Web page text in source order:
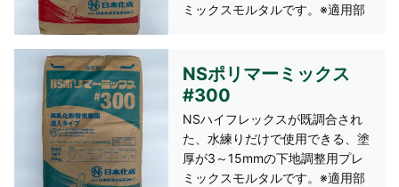
ミックスモルタルです。※適用部
ート、PC板、ブロック、ALCパ
ネル 1袋25kg 約7㎡（3mm
厚）/袋
NSポリマーミックス
#300
NSハイフレックスが既調合され
た、水練りだけで使用できる、塗
厚が3～15mmの下地調整用プレ
ミックスモルタルです。※適用部